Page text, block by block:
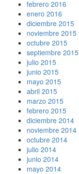
febrero 2016
enero 2016
diciembre 2015
noviembre 2015
octubre 2015
septiembre 2015
julio 2015
junio 2015
mayo 2015
abril 2015
marzo 2015
febrero 2015
diciembre 2014
noviembre 2014
octubre 2014
julio 2014
junio 2014
mayo 2014